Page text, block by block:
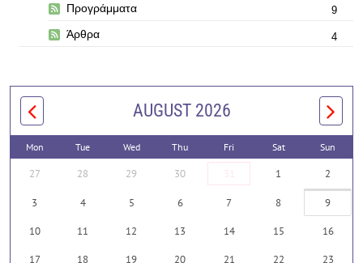
Προγράμματα 9
Άρθρα 4
AUGUST 2026
Mon Tue Wed Thu Fri Sat Sun
27 28 29 30 31 1 2
3 4 5 6 7 8 9
10 11 12 13 14 15 16
17 18 19 20 21 22 23